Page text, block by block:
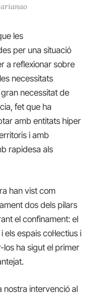
les
per una situació
a reflexionar sobre
necessitats
necessitat de
fet que ha
amb entitats híper
i amb
rapidesa als
han vist com
dos dels pilars
el confinament: el
espais col·lectius i
los ha sigut el primer
nostra intervenció al